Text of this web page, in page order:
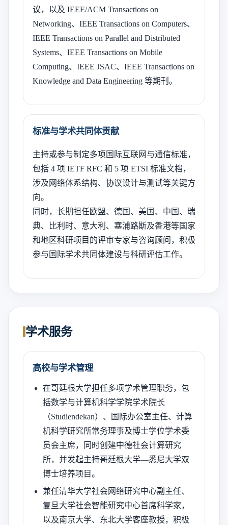
议，以及 IEEE/ACM Transactions on
Networking、IEEE Transactions on Computers、
IEEE Transactions on Parallel and Distributed
Systems、IEEE Transactions on Mobile
Computing、IEEE JSAC、IEEE Transactions on
Knowledge and Data Engineering 等期刊。
标准与学术共同体贡献
主持或参与制定多项国际互联网与通信标准，
包括 4 项 IETF RFC 和 5 项 ETSI 标准文档，
涉及网络体系结构、协议设计与测试等关键方
向。
同时，长期担任欧盟、德国、美国、中国、瑞
典、比利时、意大利、塞浦路斯及香港等国家
和地区科研项目的评审专家与咨询顾问，积极
参与国际学术共同体建设与科研评估工作。
学术服务
高校与学术管理
在哥廷根大学担任多项学术管理职务，包
括数学与计算机科学学院学术院长
（Studiendekan）、国际办公室主任、计算
机科学研究所常务理事及博士学位学术委
员会主席，同时创建中德社会计算研究
所，并发起主持哥廷根大学—悉尼大学双
博士培养项目。
兼任清华大学社会网络研究中心副主任、
复旦大学社会智能研究中心首席科学家，
以及南京大学、东北大学客座教授，积极